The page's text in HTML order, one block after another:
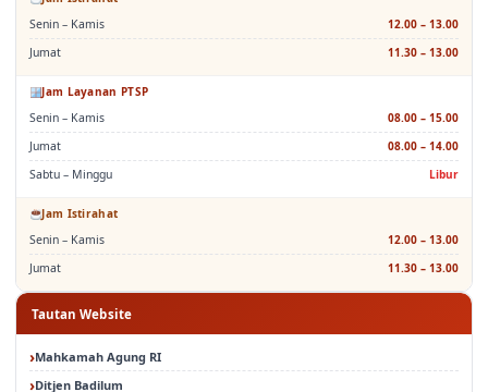
Jam Istirahat
Senin – Kamis
12.00 – 13.00
Jam Layanan PTSP
Senin – Kamis
08.00 – 15.00
Jumat
08.00 – 14.00
Jam Istirahat
Senin – Kamis
12.00 – 13.00
Jumat
11.30 – 13.00
Tautan Website
Mahkamah Agung RI